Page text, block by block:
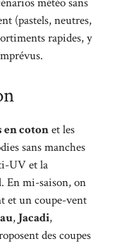
(pastels, neutres,
rapides, y
en cotonet les
sans manches
UV et la
En mi-saison, on
et un coupe-vent
, Jacadi,
des coupes